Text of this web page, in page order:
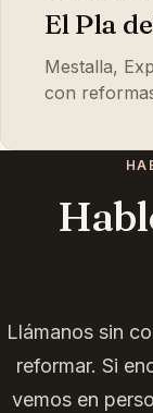
El Pla
Mestalla,
con
Llámanos sin
reformar. Si
vemos en